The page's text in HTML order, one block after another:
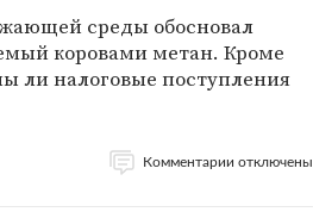
среды обосновал
коровами метан. Кроме
ли налоговые поступления
Комментарии отключены